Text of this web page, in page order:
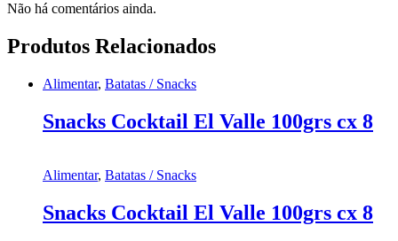
Não há comentários ainda.
Produtos Relacionados
Alimentar, Batatas / Snacks
Snacks Cocktail El Valle 100grs cx 8
Alimentar, Batatas / Snacks
Snacks Cocktail El Valle 100grs cx 8